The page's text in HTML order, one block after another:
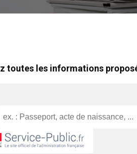
toutes les informations